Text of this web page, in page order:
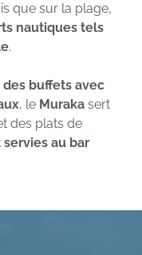
que sur la plage,
nautiques tels
.
buffets avec
, le Muraka sert
des plats de
servies au bar